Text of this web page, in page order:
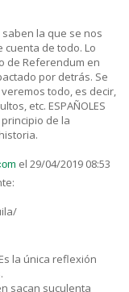
saben la que se nos
de todo. Lo
de Referendum en
por detrás. Se
todo, es decir,
etc. ESPAÑOLES
de la
el 29/04/2019 08:53
la única reflexión
sacan suculenta